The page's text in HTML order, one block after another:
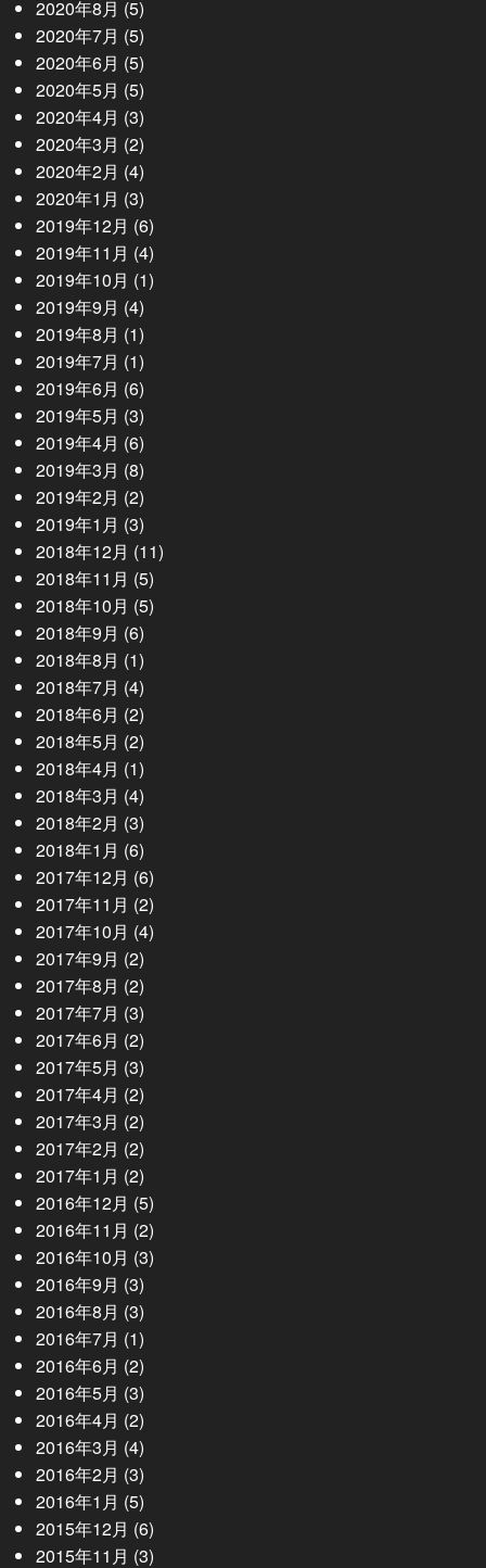
2020年8月 (5)
2020年7月 (5)
2020年6月 (5)
2020年5月 (5)
2020年4月 (3)
2020年3月 (2)
2020年2月 (4)
2020年1月 (3)
2019年12月 (6)
2019年11月 (4)
2019年10月 (1)
2019年9月 (4)
2019年8月 (1)
2019年7月 (1)
2019年6月 (6)
2019年5月 (3)
2019年4月 (6)
2019年3月 (8)
2019年2月 (2)
2019年1月 (3)
2018年12月 (11)
2018年11月 (5)
2018年10月 (5)
2018年9月 (6)
2018年8月 (1)
2018年7月 (4)
2018年6月 (2)
2018年5月 (2)
2018年4月 (1)
2018年3月 (4)
2018年2月 (3)
2018年1月 (6)
2017年12月 (6)
2017年11月 (2)
2017年10月 (4)
2017年9月 (2)
2017年8月 (2)
2017年7月 (3)
2017年6月 (2)
2017年5月 (3)
2017年4月 (2)
2017年3月 (2)
2017年2月 (2)
2017年1月 (2)
2016年12月 (5)
2016年11月 (2)
2016年10月 (3)
2016年9月 (3)
2016年8月 (3)
2016年7月 (1)
2016年6月 (2)
2016年5月 (3)
2016年4月 (2)
2016年3月 (4)
2016年2月 (3)
2016年1月 (5)
2015年12月 (6)
2015年11月 (3)